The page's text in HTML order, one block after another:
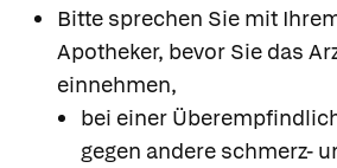
Bitte sprechen Sie mit
Apotheker, bevor Sie das
einnehmen,
bei einer
gegen andere schmerz-